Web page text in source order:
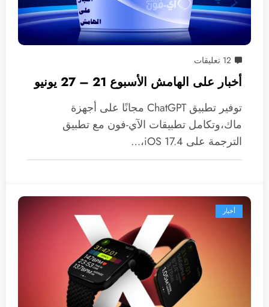
12 تعليقات
أخبار على الهامش الأسبوع 21 – 27 يونيو
توفير تطبيق ChatGPT مجانًا على أجهزة
ماك،وتكامل تطبيقات الآي-فون مع تطبيق
الترجمة على iOS 17.4،…
أخبار